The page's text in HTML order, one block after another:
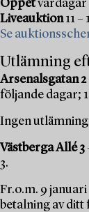
Öppetvardagar
Liveauktion11 –
Se
Utlämning
Arsenalsgatan 2
följande dagar;
Ingen utlämning
Västberga Allé 3
3.
Fr.o.m. 9
betalning av ditt